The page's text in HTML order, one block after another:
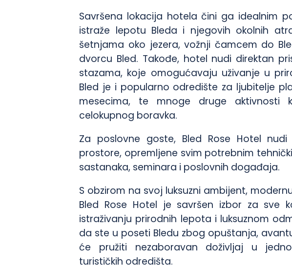
Savršena lokacija hotela čini ga idealnim
istraže lepotu Bleda i njegovih okolnih
šetnjama oko jezera, vožnji čamcem do
dvorcu Bled. Takođe, hotel nudi direktan
stazama, koje omogućavaju uživanje u
Bled je i popularno odredište za ljubitelje
mesecima, te mnoge druge aktivnosti
celokupnog boravka.
Za poslovne goste, Bled Rose Hotel nudi
prostore, opremljene svim potrebnim
sastanaka, seminara i poslovnih događaja.
S obzirom na svoj luksuzni ambijent,
Bled Rose Hotel je savršen izbor za sve
istraživanju prirodnih lepota i luksuznom
da ste u poseti Bledu zbog opuštanja,
će pružiti nezaboravan doživljaj u
turističkih odredišta.